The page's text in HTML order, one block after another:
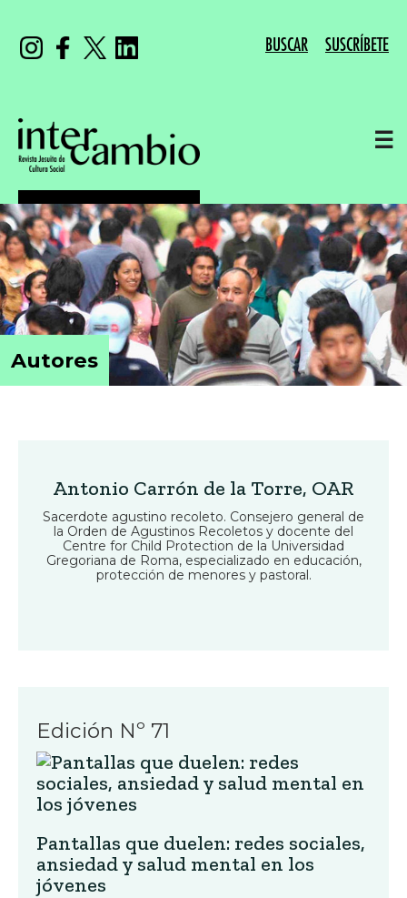
BUSCAR SUSCRÍBETE
☰
Autores
Antonio Carrón de la Torre, OAR
Sacerdote agustino recoleto. Consejero general de
la Orden de Agustinos Recoletos y docente del
Centre for Child Protection de la Universidad
Gregoriana de Roma, especializado en educación,
protección de menores y pastoral.
Edición Nº 71
Pantallas que duelen: redes sociales,
ansiedad y salud mental en los
jóvenes